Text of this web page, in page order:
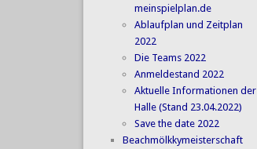
meinspielplan.de
Ablaufplan und Zeitplan
2022
Die Teams 2022
Anmeldestand 2022
Aktuelle Informationen der
Halle (Stand 23.04.2022)
Save the date 2022
Beachmölkkymeisterschaft